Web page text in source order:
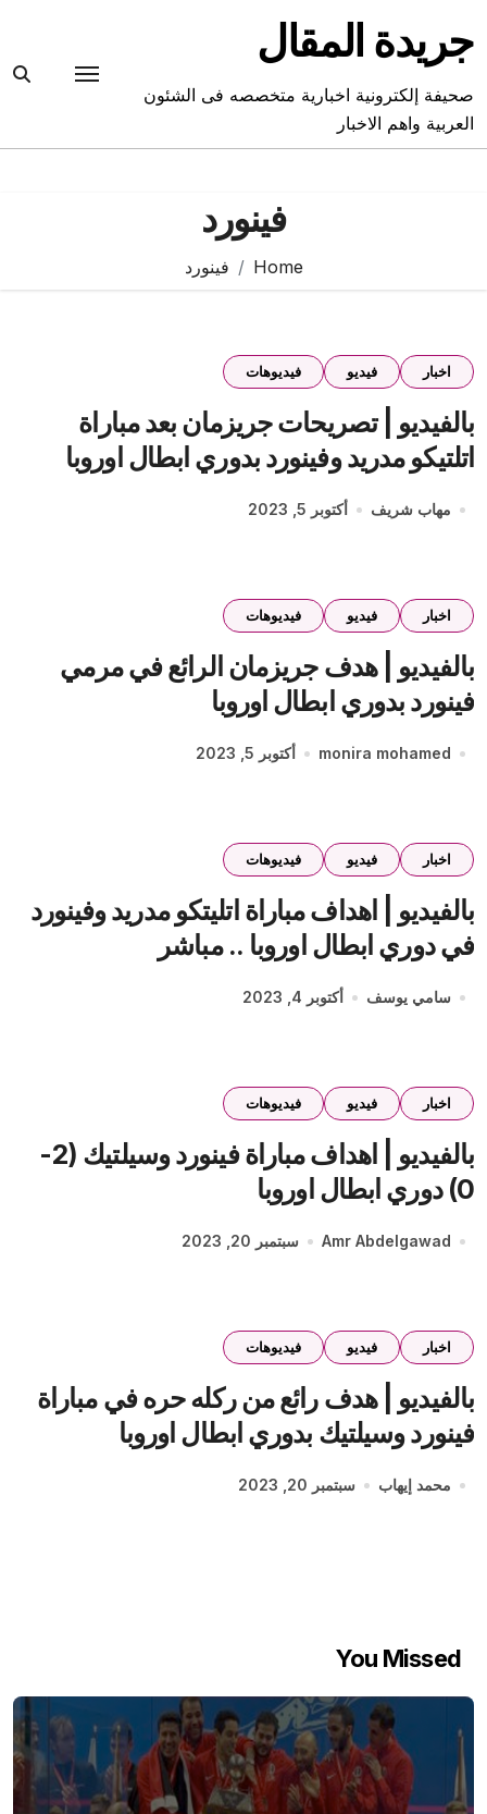
content
جريدة المقال
صحيفة إلكترونية اخبارية متخصصه فى الشئون
العربية واهم الاخبار
فينورد
Home فينورد
اخبار فيديو فيديوهات
بالفيديو | تصريحات جريزمان بعد مباراة
اتلتيكو مدريد وفينورد بدوري ابطال اوروبا
مهاب شريف أكتوبر 5, 2023
اخبار فيديو فيديوهات
بالفيديو | هدف جريزمان الرائع في مرمي
فينورد بدوري ابطال اوروبا
monira mohamed أكتوبر 5, 2023
اخبار فيديو فيديوهات
بالفيديو | اهداف مباراة اتليتكو مدريد وفينورد
في دوري ابطال اوروبا .. مباشر
سامي يوسف أكتوبر 4, 2023
اخبار فيديو فيديوهات
بالفيديو | اهداف مباراة فينورد وسيلتيك (2-
0) دوري ابطال اوروبا
Amr Abdelgawad سبتمبر 20, 2023
اخبار فيديو فيديوهات
بالفيديو | هدف رائع من ركله حره في مباراة
فينورد وسيلتيك بدوري ابطال اوروبا
محمد إيهاب سبتمبر 20, 2023
You Missed